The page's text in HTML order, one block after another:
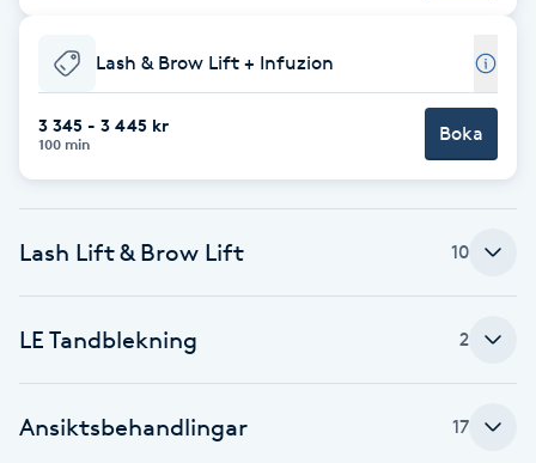
Face framing
Faceliftmassage
Fet hårbotten
Fillers
Fotmassage
Lash & Brow Lift + Infuzion
3 345 - 3 445 kr
100 min Boka
Lash Lift & Brow Lift 10
LE Tandblekning 2
Ansiktsbehandlingar 17